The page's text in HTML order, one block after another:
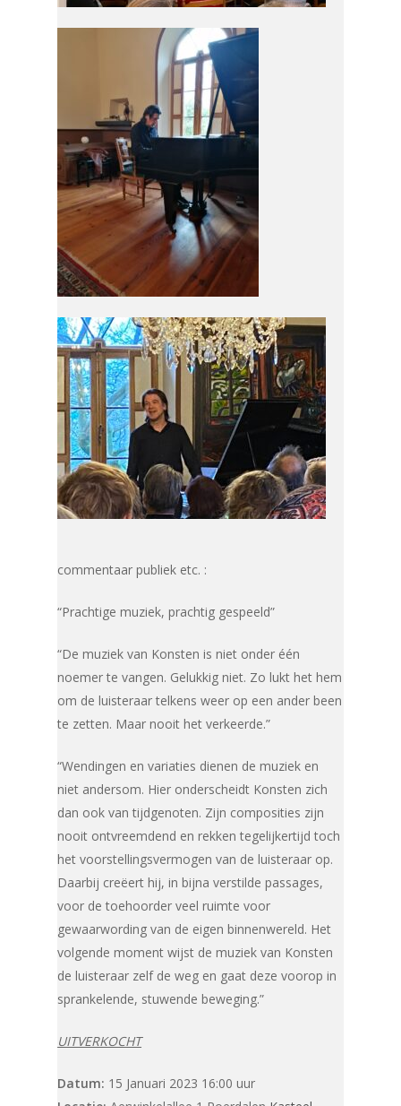
commentaar publiek etc. :
“Prachtige muziek, prachtig gespeeld”
“De muziek van Konsten is niet onder één
noemer te vangen. Gelukkig niet. Zo lukt het hem
om de luisteraar telkens weer op een ander been
te zetten. Maar nooit het verkeerde.”
“Wendingen en variaties dienen de muziek en
niet andersom. Hier onderscheidt Konsten zich
dan ook van tijdgenoten. Zijn composities zijn
nooit ontvreemdend en rekken tegelijkertijd toch
het voorstellingsvermogen van de luisteraar op.
Daarbij creëert hij, in bijna verstilde passages,
voor de toehoorder veel ruimte voor
gewaarwording van de eigen binnenwereld. Het
volgende moment wijst de muziek van Konsten
de luisteraar zelf de weg en gaat deze voorop in
sprankelende, stuwende beweging.”
UITVERKOCHT
Datum: 15 Januari 2023 16:00 uur